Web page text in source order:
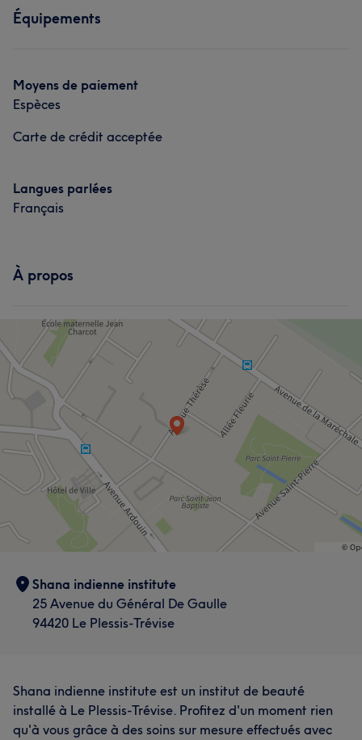
Équipements
Moyens de paiement
Espèces
Carte de crédit acceptée
Langues parlées
Français
À propos
Shana indienne institute
25 Avenue du Général De Gaulle
94420 Le Plessis-Trévise
Shana indienne institute est un institut de beauté
installé à Le Plessis-Trévise. Profitez d'un moment rien
qu'à vous grâce à des soins sur mesure effectués avec